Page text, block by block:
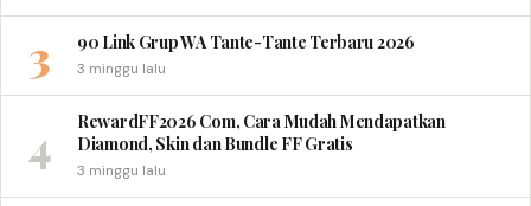
3 90 Link Grup WA Tante-Tante Terbaru 2026
3 minggu lalu
4
RewardFF2026 Com, Cara Mudah Mendapatkan
Diamond, Skin dan Bundle FF Gratis
3 minggu lalu